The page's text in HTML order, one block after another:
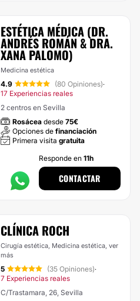
ESTÉTICA MÉDICA (DR.
ANDRÉS ROMÁN & DRA.
XANA PALOMO)
Medicina estética
4.9 (80 Opiniones)·
17 Experiencias reales
2 centros en Sevilla
Rosácea desde 75€
Opciones de financiación
Primera visita gratuita
Responde en 11h
CONTACTAR
CLÍNICA ROCH
Cirugía estética, Medicina estética, ver
más
5 (35 Opiniones)·
7 Experiencias reales
C/Trastamara, 26, Sevilla